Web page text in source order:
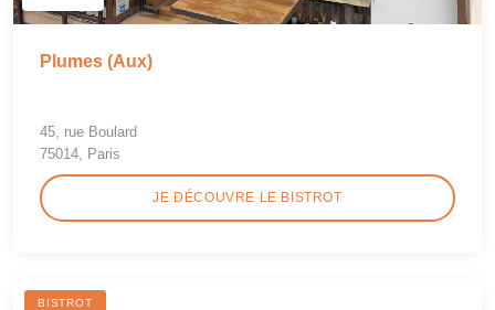
Plumes (Aux)
45, rue Boulard
75014, Paris
JE DÉCOUVRE LE BISTROT
BISTROT